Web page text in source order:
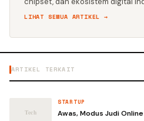
LIHAT SEMUA ARTIKEL →
ARTIKEL TERKAIT
STARTUP
Awas, Modus Judi